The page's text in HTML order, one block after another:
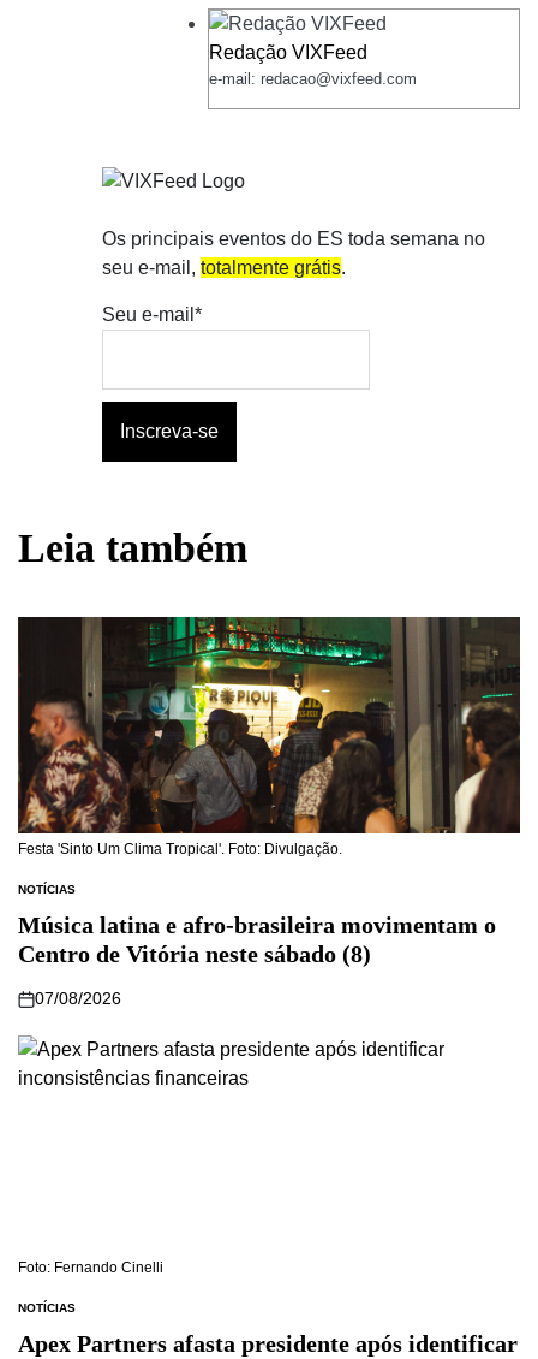
Redação VIXFeed
e-mail: redacao@vixfeed.com
Os principais eventos do ES toda semana no
seu e-mail, totalmente grátis.
Seu e-mail*
Leia também
Festa 'Sinto Um Clima Tropical'. Foto: Divulgação.
NOTÍCIAS
Música latina e afro-brasileira movimentam o
Centro de Vitória neste sábado (8)
07/08/2026
Foto: Fernando Cinelli
NOTÍCIAS
Apex Partners afasta presidente após identificar